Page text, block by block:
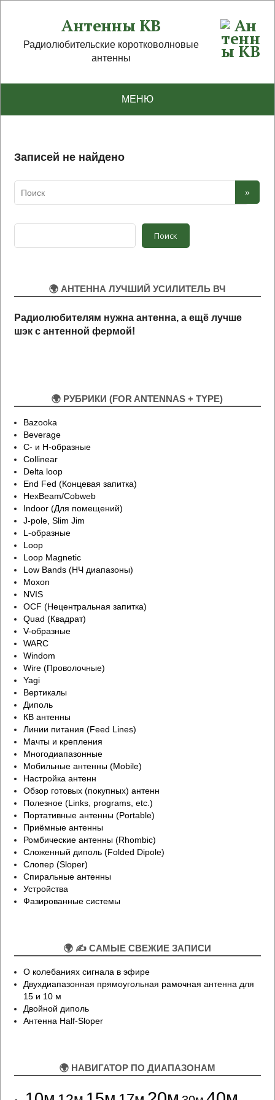
Антенны КВ
Радиолюбительские коротковолновые
антенны
МЕНЮ
Записей не найдено
Поиск
🌍 АНТЕННА ЛУЧШИЙ УСИЛИТЕЛЬ ВЧ
Радиолюбителям нужна антенна, а ещё лучше
шэк с антенной фермой!
🌍 РУБРИКИ (FOR ANTENNAS + TYPE)
Bazooka
Beverage
C- и H-образные
Collinear
Delta loop
End Fed (Концевая запитка)
HexBeam/Cobweb
Indoor (Для помещений)
J-pole, Slim Jim
L-образные
Loop
Loop Magnetic
Low Bands (НЧ диапазоны)
Moxon
NVIS
OCF (Нецентральная запитка)
Quad (Квадрат)
V-образные
WARC
Windom
Wire (Проволочные)
Yagi
Вертикалы
Диполь
КВ антенны
Линии питания (Feed Lines)
Мачты и крепления
Многодиапазонные
Мобильные антенны (Mobile)
Настройка антенн
Обзор готовых (покупных) антенн
Полезное (Links, programs, etc.)
Портативные антенны (Portable)
Приёмные антенны
Ромбические антенны (Rhombic)
Сложенный диполь (Folded Dipole)
Слопер (Sloper)
Спиральные антенны
Устройства
Фазированные системы
🌍 ✍ САМЫЕ СВЕЖИЕ ЗАПИСИ
О колебаниях сигнала в эфире
Двухдиапазонная прямоугольная рамочная антенна для
15 и 10 м
Двойной диполь
Антенна Half-Sloper
🌍 НАВИГАТОР ПО ДИАПАЗОНАМ